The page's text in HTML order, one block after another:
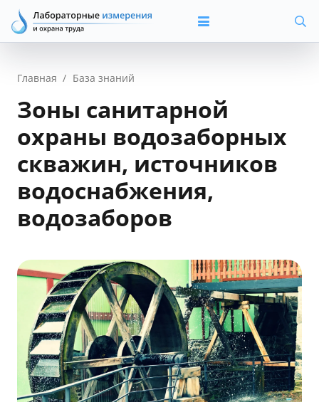
Главная / База знаний
Зоны санитарной
охраны водозаборных
скважин, источников
водоснабжения,
водозаборов